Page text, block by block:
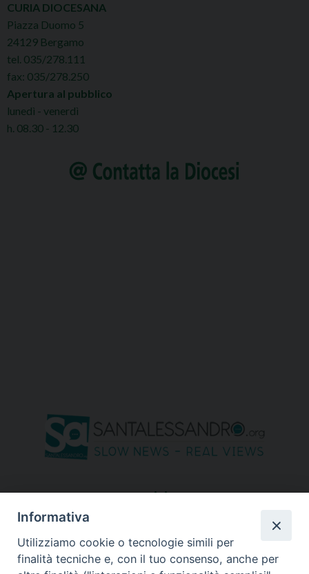
CURIA DIOCESANA
Piazza Duomo 5
24129 Bergamo
tel. 035/278.111
fax: 035/278.250
Apertura al pubblico
lunedì - venerdì
h. 08.30 - 12.30
seguici su
Informativa
Utilizziamo cookie o tecnologie simili per
finalità tecniche e, con il tuo consenso, anche per